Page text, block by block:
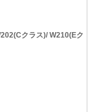
クラス)/ W210(Eク